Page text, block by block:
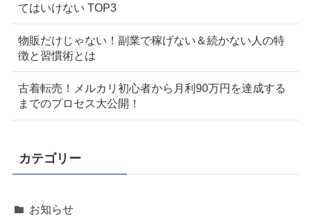
てはいけない TOP3
物販だけじゃない！副業で稼げない＆続かない人の特
徴と習慣術とは
古着転売！メルカリ初心者から月利90万円を達成する
までのプロセス大公開！
カテゴリー
お知らせ